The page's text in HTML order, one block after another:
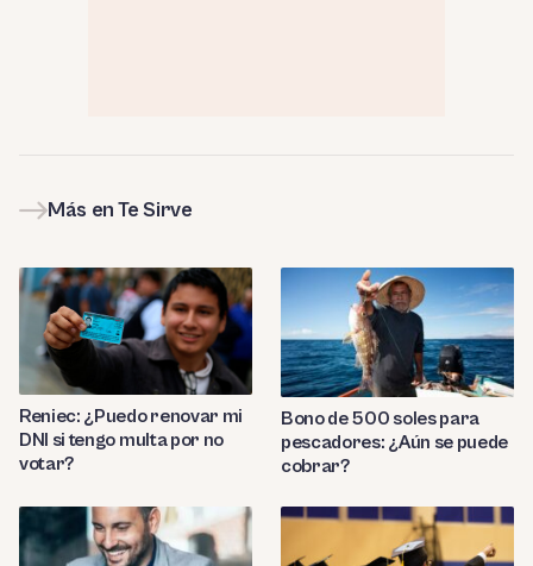
Más en Te Sirve
Reniec: ¿Puedo renovar mi
DNI si tengo multa por no
votar?
Bono de 500 soles para
pescadores: ¿Aún se puede
cobrar?